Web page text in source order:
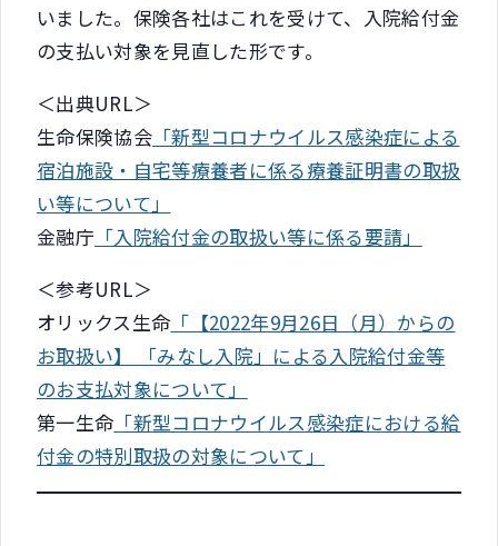
いました。保険各社はこれを受けて、入院給付金
の支払い対象を見直した形です。
＜出典URL＞
生命保険協会 「新型コロナウイルス感染症による
宿泊施設・自宅等療養者に係る療養証明書の取扱
い等について」
金融庁 「入院給付金の取扱い等に係る要請」
＜参考URL＞
オリックス生命 「【2022年9月26日（月）からの
お取扱い】 「みなし入院」による入院給付金等
のお支払対象について」
第一生命 「新型コロナウイルス感染症における給
付金の特別取扱の対象について」